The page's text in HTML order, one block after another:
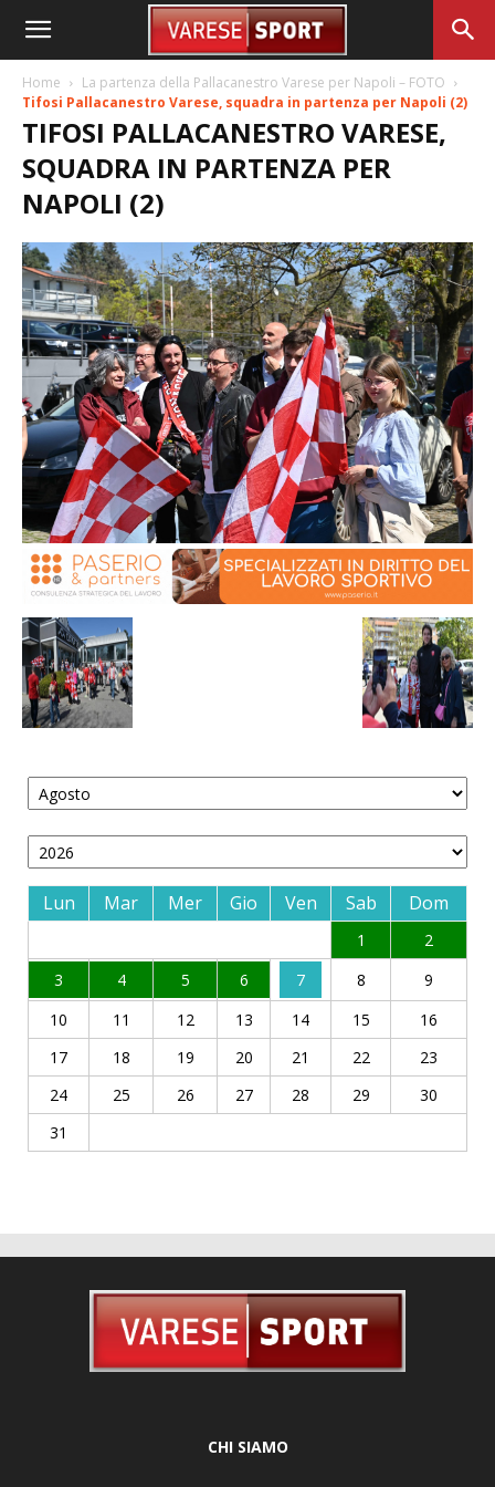
Home
La partenza della Pallacanestro Varese per Napoli – FOTO
Tifosi Pallacanestro Varese, squadra in partenza per Napoli (2)
TIFOSI PALLACANESTRO VARESE,
SQUADRA IN PARTENZA PER
NAPOLI (2)
Lun Mar Mer Gio Ven Sab Dom
1
2
3
4 5 6 7 8
9
10
11 12 13 14 15
16
17
18 19 20 21 22
23
24
25 26 27 28 29
30
31
CHI SIAMO